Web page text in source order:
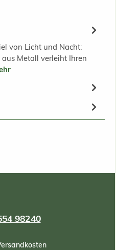
von Licht und Nacht:
Metall verleiht Ihren
98240